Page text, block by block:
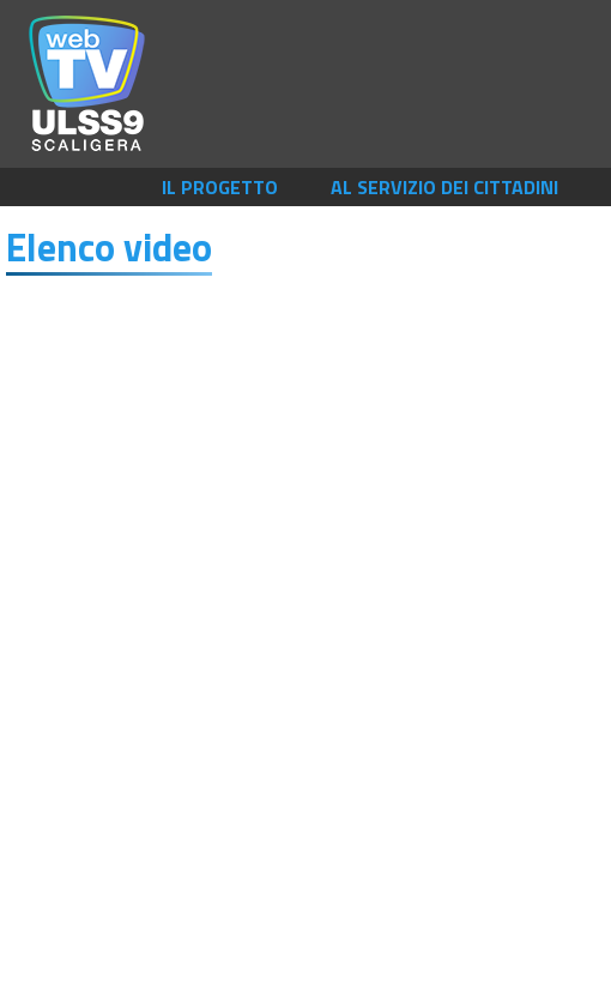
IL PROGETTO
AL SERVIZIO DEI CITTADINI
Elenco video